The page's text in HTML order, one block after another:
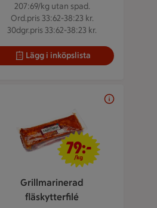
207:69/kg utan spad.
Ord.pris 33:62-38:23 kr.
30dgr.pris 33:62-38:23 kr.
Lägg i inköpslista
Grillmarinerad
fläskytterfilé
79 kr/kg
79:-
/kg